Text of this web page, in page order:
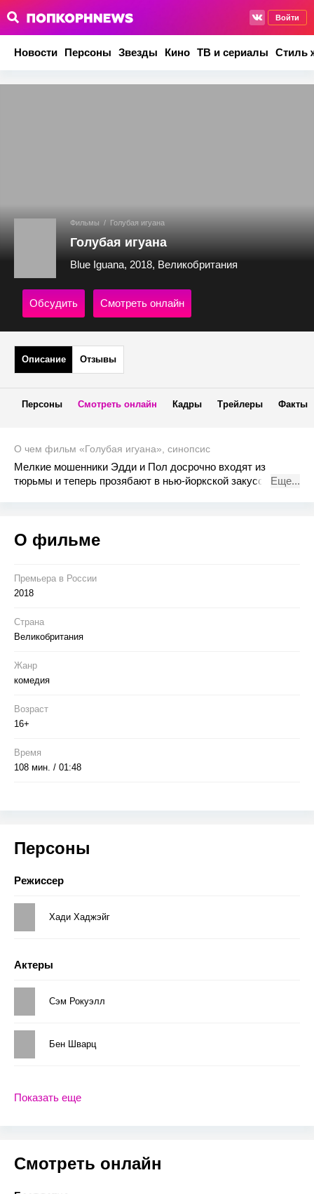
Войти
Новости Персоны Звезды Кино ТВ и сериалы Стиль
Фильмы / Голубая игуана
Голубая игуана
Blue Iguana, 2018, Великобритания
Обсудить Смотреть онлайн
Описание Отзывы
Персоны Смотреть онлайн Кадры Трейлеры Факты
О чем фильм «Голубая игуана», синопсис
Мелкие мошенники Эдди и Пол досрочно входят из
тюрьмы и теперь прозябают в нью-йоркской закусочной.
Она уговаривает парней отправиться в Лондон и украсть
уникальный бриллиант - «Голубую игуану».
Еще...
О фильме
Премьера в Росcии
2018
Страна
Великобритания
Жанр
комедия
Возраст
16+
Время
108 мин. / 01:48
Персоны
Режиссер
Хади Хаджэйг
Актеры
Сэм Рокуэлл
Бен Шварц
Показать еще
Смотреть онлайн